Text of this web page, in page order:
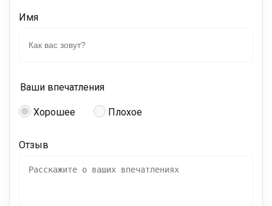
Имя
Ваши впечатления
Хорошее Плохое
Отзыв